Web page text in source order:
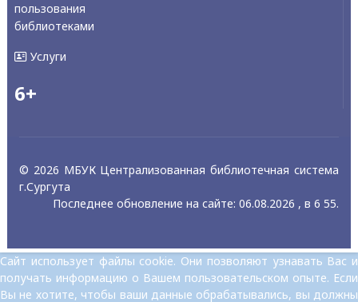
пользования
библиотеками
Услуги
6+
© 2026 МБУК Централизованная библиотечная система
г.Сургута
Последнее обновление на сайте: 06.08.2026 , в 6 55.
Сайт использует файлы cookie. Они позволяют узнавать Вас и
получать информацию о Вашем пользовательском опыте. Если
Вы не хотите, чтобы ваши данные обрабатывались, вы должны